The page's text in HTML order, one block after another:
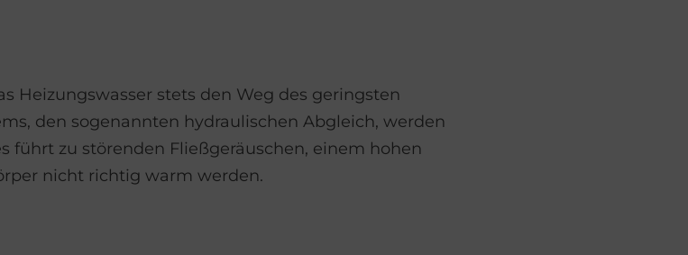
Heizungswasser stets den Weg des geringsten
den sogenannten hydraulischen Abgleich, werden
zu störenden Fließgeräuschen, einem hohen
nicht richtig warm werden.